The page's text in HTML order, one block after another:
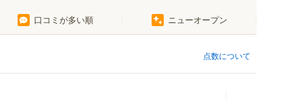
口コミが多い順 ニューオープン
点数について